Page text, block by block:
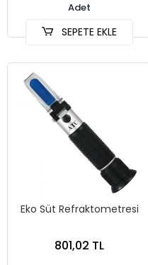
Adet
SEPETE EKLE
Eko Süt Refraktometresi
801,02 TL